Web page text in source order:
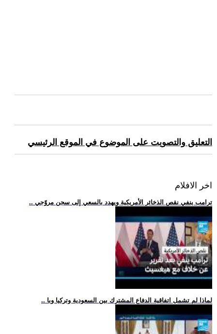
التعليق والتصويت على الموضوع في الموقع الرئيسي
اخر الافلام
.. ترامب ينفي نقص الذخائر الأمريكية ويهدد بالسعي إلى سجن مروّجي
.. لماذا لم تشمل اتفاقية الدفاع المشترك بين السعودية وتركيا وبا